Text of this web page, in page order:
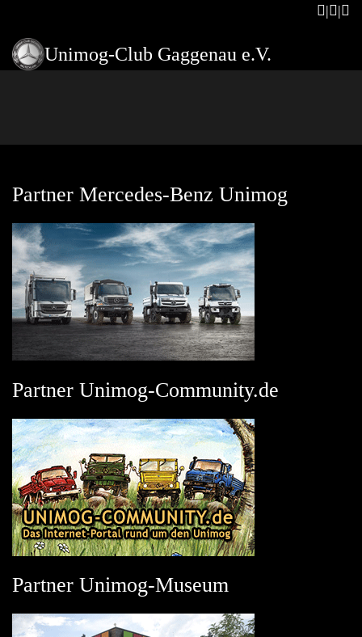
Unimog-Club Gaggenau e.V.
Partner Mercedes-Benz Unimog
Partner Unimog-Community.de
Partner Unimog-Museum